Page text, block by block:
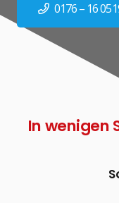
0176 – 16
In wenigen